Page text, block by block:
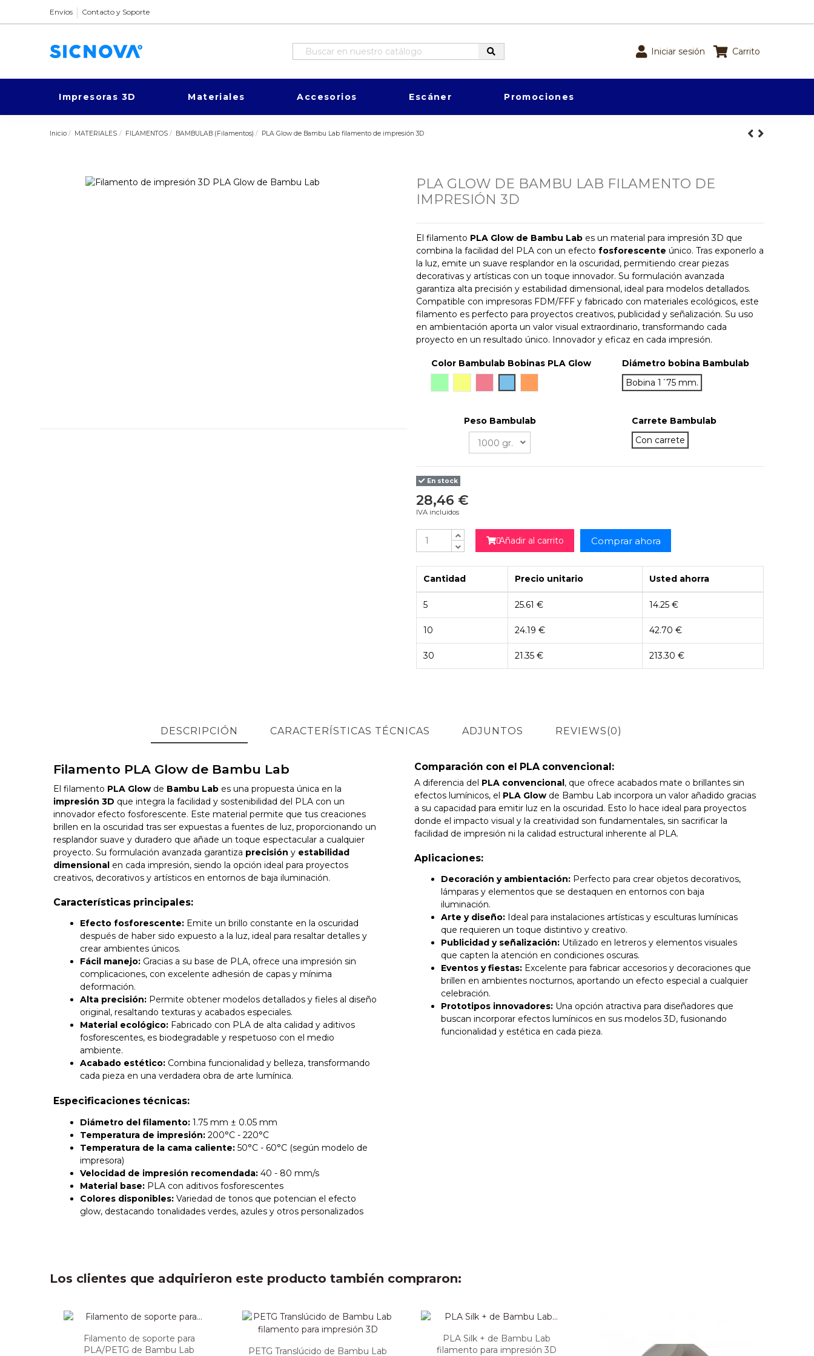
Envíos Contacto y Soporte
Iniciar sesión Carrito
Impresoras 3D Materiales Accesorios Escáner Promociones
Inicio MATERIALES FILAMENTOS BAMBULAB (Filamentos) PLA Glow de Bambu Lab filamento de impresión 3D
PLA GLOW DE BAMBU LAB FILAMENTO DE
IMPRESIÓN 3D
El filamento PLA Glow de Bambu Lab es un material para impresión 3D que
combina la facilidad del PLA con un efecto fosforescente único. Tras exponerlo a
la luz, emite un suave resplandor en la oscuridad, permitiendo crear piezas
decorativas y artísticas con un toque innovador. Su formulación avanzada
garantiza alta precisión y estabilidad dimensional, ideal para modelos detallados.
Compatible con impresoras FDM/FFF y fabricado con materiales ecológicos, este
filamento es perfecto para proyectos creativos, publicidad y señalización. Su uso
en ambientación aporta un valor visual extraordinario, transformando cada
proyecto en un resultado único. Innovador y eficaz en cada impresión.
Color Bambulab Bobinas PLA Glow
Diámetro bobina Bambulab
Bobina 1´75 mm.
Peso Bambulab
Carrete Bambulab
Con carrete
En stock
28,46 €
IVA incluidos

Añadir al carrito Comprar ahora
Cantidad Precio unitario Usted ahorra
5 25.61 € 14.25 €
10 24.19 € 42.70 €
30 21.35 € 213.30 €
DESCRIPCIÓN CARACTERÍSTICAS TÉCNICAS ADJUNTOS REVIEWS(0)
Filamento PLA Glow de Bambu Lab
El filamento PLA Glow de Bambu Lab es una propuesta única en la
impresión 3D que integra la facilidad y sostenibilidad del PLA con un
innovador efecto fosforescente. Este material permite que tus creaciones
brillen en la oscuridad tras ser expuestas a fuentes de luz, proporcionando un
resplandor suave y duradero que añade un toque espectacular a cualquier
proyecto. Su formulación avanzada garantiza precisión y estabilidad
dimensional en cada impresión, siendo la opción ideal para proyectos
creativos, decorativos y artísticos en entornos de baja iluminación.
Características principales:
Efecto fosforescente: Emite un brillo constante en la oscuridad
después de haber sido expuesto a la luz, ideal para resaltar detalles y
crear ambientes únicos.
Fácil manejo: Gracias a su base de PLA, ofrece una impresión sin
complicaciones, con excelente adhesión de capas y mínima
deformación.
Alta precisión: Permite obtener modelos detallados y fieles al diseño
original, resaltando texturas y acabados especiales.
Material ecológico: Fabricado con PLA de alta calidad y aditivos
fosforescentes, es biodegradable y respetuoso con el medio
ambiente.
Acabado estético: Combina funcionalidad y belleza, transformando
cada pieza en una verdadera obra de arte lumínica.
Especificaciones técnicas:
Diámetro del filamento: 1.75 mm ± 0.05 mm
Temperatura de impresión: 200°C - 220°C
Temperatura de la cama caliente: 50°C - 60°C (según modelo de
impresora)
Velocidad de impresión recomendada: 40 - 80 mm/s
Material base: PLA con aditivos fosforescentes
Colores disponibles: Variedad de tonos que potencian el efecto
glow, destacando tonalidades verdes, azules y otros personalizados
Comparación con el PLA convencional:
A diferencia del PLA convencional, que ofrece acabados mate o brillantes sin
efectos lumínicos, el PLA Glowde Bambu Lab incorpora un valor añadido gracias
a su capacidad para emitir luz en la oscuridad. Esto lo hace ideal para proyectos
donde el impacto visual y la creatividad son fundamentales, sin sacrificar la
facilidad de impresión ni la calidad estructural inherente al PLA.
Aplicaciones:
Decoración y ambientación:Perfecto para crear objetos decorativos,
lámparas y elementos que se destaquen en entornos con baja
iluminación.
Arte y diseño:Ideal para instalaciones artísticas y esculturas lumínicas
que requieren un toque distintivo y creativo.
Publicidad y señalización:Utilizado en letreros y elementos visuales
que capten la atención en condiciones oscuras.
Eventos y fiestas:Excelente para fabricar accesorios y decoraciones que
brillen en ambientes nocturnos, aportando un efecto especial a cualquier
celebración.
Prototipos innovadores:Una opción atractiva para diseñadores que
buscan incorporar efectos lumínicos en sus modelos 3D, fusionando
funcionalidad y estética en cada pieza.
Los clientes que adquirieron este producto también compraron:
Filamento de soporte para
PLA/PETG de Bambu Lab
PETG Translúcido de Bambu Lab
PLA Silk + de Bambu Lab
filamento para impresión 3D